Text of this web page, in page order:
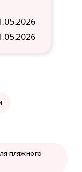
пляжного